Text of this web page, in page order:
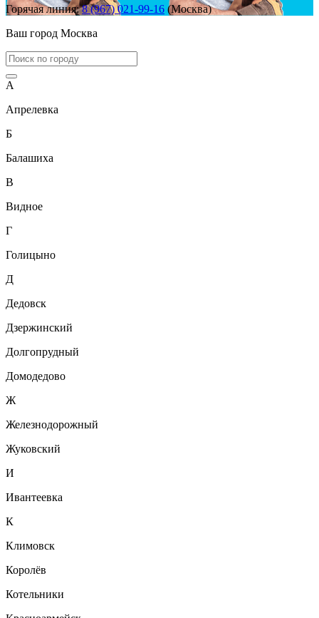
Горячая линия:8 (967) 021-99-16 (Москва)
Ваш город Москва
А
Апрелевка
Б
Балашиха
В
Видное
Г
Голицыно
Д
Дедовск
Дзержинский
Долгопрудный
Домодедово
Ж
Железнодорожный
Жуковский
И
Ивантеевка
К
Климовск
Королёв
Котельники